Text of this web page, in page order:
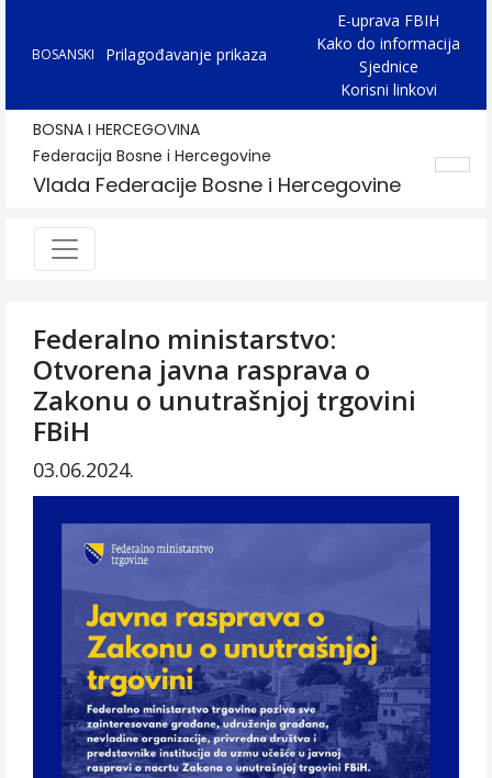
BOSANSKI Prilagođavanje prikaza
E-uprava FBIH
Kako do informacija
Sjednice
Korisni linkovi
BOSNA I HERCEGOVINA
Federacija Bosne i Hercegovine
Vlada Federacije Bosne i Hercegovine
Federalno ministarstvo:
Otvorena javna rasprava o
Zakonu o unutrašnjoj trgovini
FBiH
03.06.2024.